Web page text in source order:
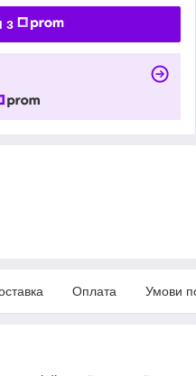
з
Оплата Умови